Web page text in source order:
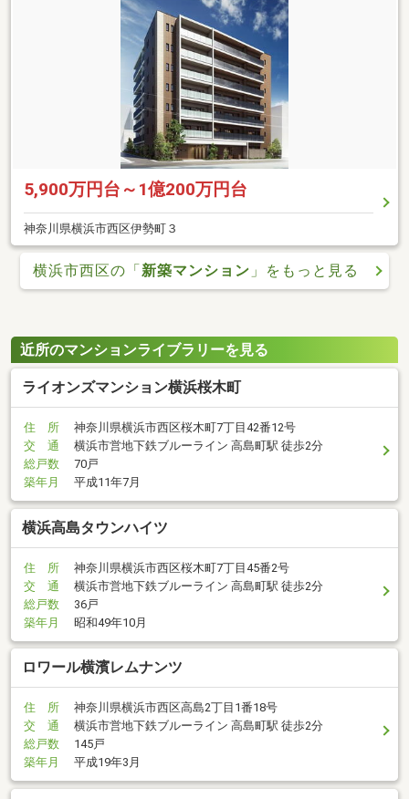
5,900万円台～1億200万円台
神奈川県横浜市西区伊勢町３
横浜市西区の「 新築マンション 」をもっと見る
近所のマンションライブラリーを見る
ライオンズマンション横浜桜木町
住 所
神奈川県横浜市西区桜木町7丁目42番12号
交 通
横浜市営地下鉄ブルーライン 高島町駅 徒歩2分
総戸数
70戸
築年月
平成11年7月
横浜高島タウンハイツ
住 所
神奈川県横浜市西区桜木町7丁目45番2号
交 通
横浜市営地下鉄ブルーライン 高島町駅 徒歩2分
総戸数
36戸
築年月
昭和49年10月
ロワール横濱レムナンツ
住 所
神奈川県横浜市西区高島2丁目1番18号
交 通
横浜市営地下鉄ブルーライン 高島町駅 徒歩2分
総戸数
145戸
築年月
平成19年3月